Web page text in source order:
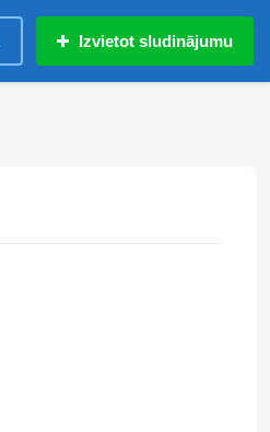
Izvietot sludinājumu